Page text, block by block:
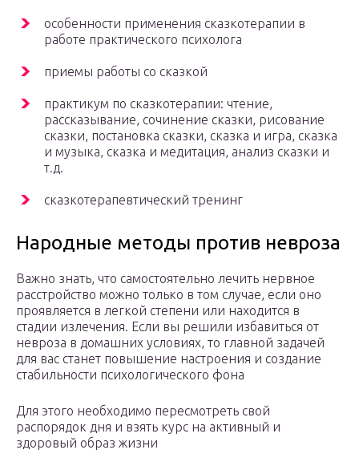
особенности применения сказкотерапии в
работе практического психолога
приемы работы со сказкой
практикум по сказкотерапии: чтение,
рассказывание, сочинение сказки, рисование
сказки, постановка сказки, сказка и игра, сказка
и музыка, сказка и медитация, анализ сказки и
т.д.
сказкотерапевтический тренинг
Народные методы против невроза
Важно знать, что самостоятельно лечить нервное
расстройство можно только в том случае, если оно
проявляется в легкой степени или находится в
стадии излечения. Если вы решили избавиться от
невроза в домашних условиях, то главной задачей
для вас станет повышение настроения и создание
стабильности психологического фона
Для этого необходимо пересмотреть свой
распорядок дня и взять курс на активный и
здоровый образ жизни